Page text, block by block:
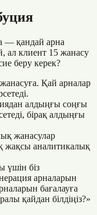
— қандай арна
ал клиент 15 жанасу
беру керек?
Қай арналар
алдыңғы соңғы
бірақ алдыңғы
жанасулар
жақсы аналитикалық
біз
арналарын
бағалауға
қайдан білдіңіз?»